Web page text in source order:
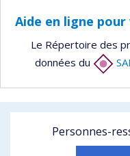
Aide en ligne
Le Répertoire des
données du
Personnes-